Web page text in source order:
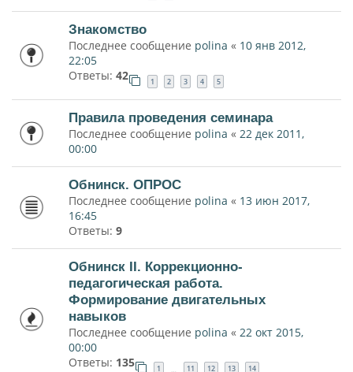
Знакомство
Последнее сообщение polina « 10 янв 2012,
22:05
Ответы: 42 1 2 3 4 5
Правила проведения семинара
Последнее сообщение polina « 22 дек 2011,
00:00
Обнинск. ОПРОС
Последнее сообщение polina « 13 июн 2017,
16:45
Ответы: 9
Обнинск II. Коррекционно-
педагогическая работа.
Формирование двигательных
навыков
Последнее сообщение polina « 22 окт 2015,
00:00
Ответы: 135 1 … 11 12 13 14